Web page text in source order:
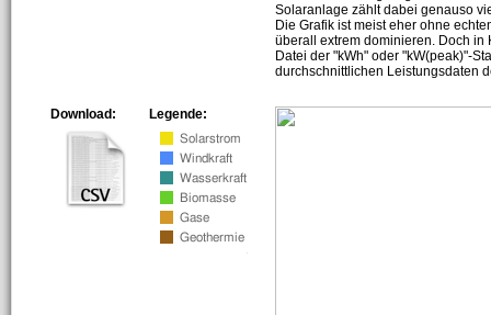
Solaranlage zählt dabei genauso
Die Grafik ist meist eher ohne
überall extrem dominieren. Doch in
Datei der "kWh" oder "kW(peak)"-
durchschnittlichen Leistungsdaten
Legende:
Download: